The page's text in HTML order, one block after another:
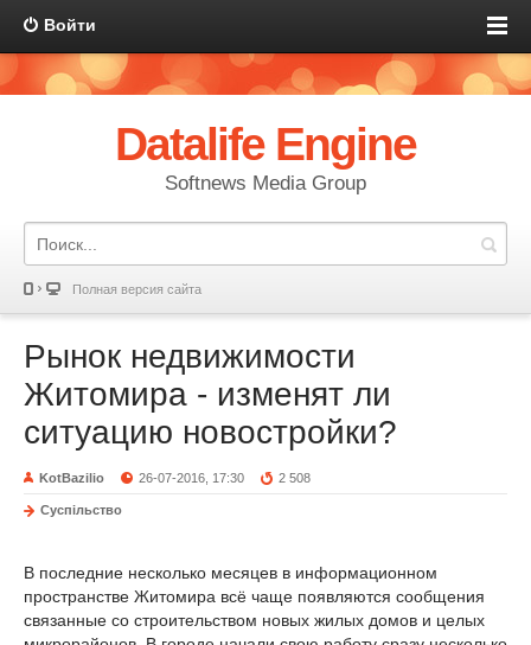
Войти
Datalife Engine
Softnews Media Group
Полная версия сайта
Рынок недвижимости
Житомира - изменят ли
ситуацию новостройки?
KotBazilio 26-07-2016, 17:30 2 508
Суспільство
В последние несколько месяцев в информационном
пространстве Житомира всё чаще появляются сообщения
связанные со строительством новых жилых домов и целых